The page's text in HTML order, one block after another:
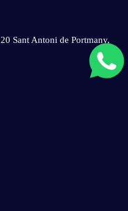
Sant Antoni de Portmany,